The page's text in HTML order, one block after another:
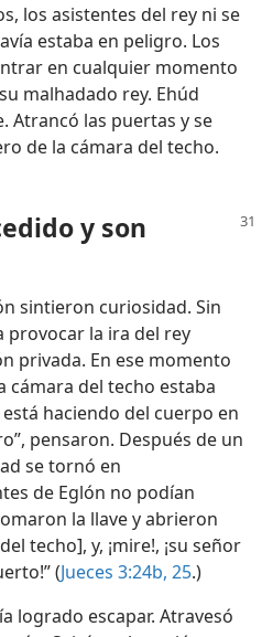
los asistentes del rey ni se
estaba en peligro. Los
en cualquier momento
malhadado rey. Ehúd
Atrancó las puertas y se
de la cámara del techo.
y son
sintieron curiosidad. Sin
provocar la ira del rey
privada. En ese momento
cámara del techo estaba
haciendo del cuerpo en
pensaron. Después de un
se tornó en
de Eglón no podían
la llave y abrieron
techo], y, ¡mire!, ¡su señor
(Jueces 3:24b, 25.)
logrado escapar. Atravesó